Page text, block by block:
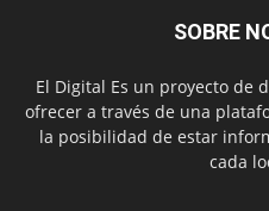
SOBRE
El Digital Es un proyecto de
ofrecer a través de una
la posibilidad de estar
cada